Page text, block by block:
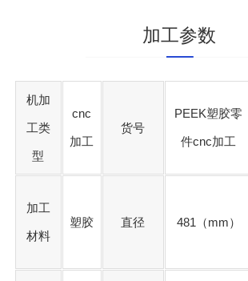
加工参数
机加
工类
型
cnc
加工
货号
PEEK塑胶零
件cnc加工
加工
材料
塑胶 直径 481（mm）